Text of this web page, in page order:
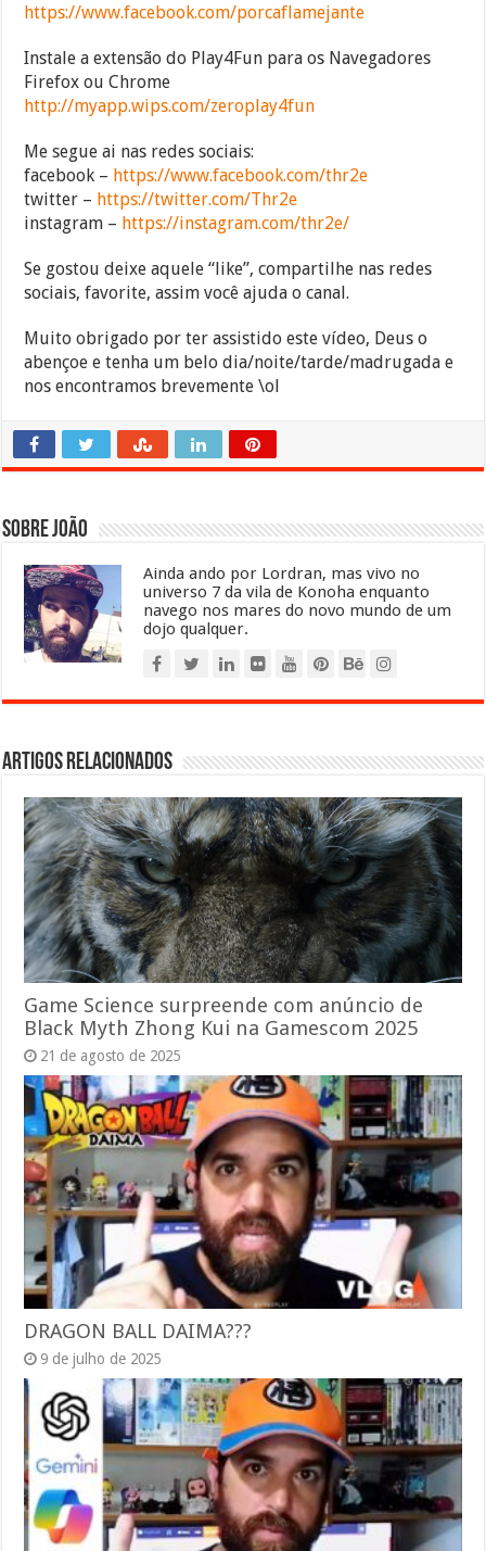
https://www.facebook.com/porcaflamejante
Instale a extensão do Play4Fun para os Navegadores
Firefox ou Chrome
http://myapp.wips.com/zeroplay4fun
Me segue ai nas redes sociais:
facebook – https://www.facebook.com/thr2e
twitter – https://twitter.com/Thr2e
instagram – https://instagram.com/thr2e/
Se gostou deixe aquele “like”, compartilhe nas redes
sociais, favorite, assim você ajuda o canal.
Muito obrigado por ter assistido este vídeo, Deus o
abençoe e tenha um belo dia/noite/tarde/madrugada e
nos encontramos brevemente \ol
Sobre João
Ainda ando por Lordran, mas vivo no
universo 7 da vila de Konoha enquanto
navego nos mares do novo mundo de um
dojo qualquer.
Artigos relacionados
Game Science surpreende com anúncio de
Black Myth Zhong Kui na Gamescom 2025
21 de agosto de 2025
DRAGON BALL DAIMA???
9 de julho de 2025